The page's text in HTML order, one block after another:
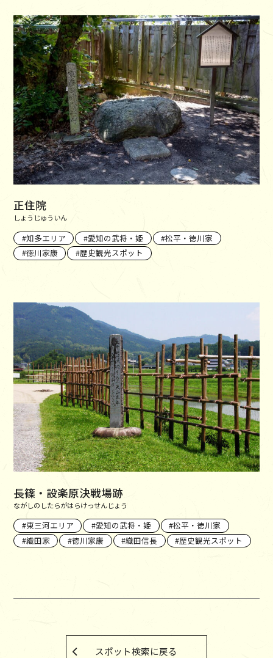
正住院
しょうじゅういん
知多エリア 愛知の武将・姫
松平・徳川家
徳川家康
歴史観光スポット
長篠・設楽原決戦場跡
ながしのしたらがはらけっせんじょう
東三河エリア 愛知の武将・姫
松平・徳川家
織田家
徳川家康 織田信長 歴史観光スポット
スポット検索に戻る